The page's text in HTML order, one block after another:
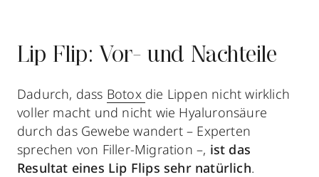
Lip Flip: Vor- und Nachteile
Dadurch, dass Botox die Lippen nicht wirklich
voller macht und nicht wie Hyaluronsäure
durch das Gewebe wandert – Experten
sprechen von Filler-Migration –, ist das
Resultat eines Lip Flips sehr natürlich.